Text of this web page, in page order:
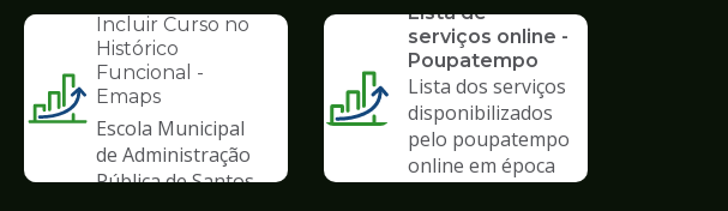
Ilustração
pagina
de
Incluir Curso no
Histórico
Funcional -
Emaps
Escola Municipal
de Administração
Pública de Santos
Lista de
serviços online -
Poupatempo
Lista dos serviços
disponibilizados
pelo poupatempo
online em época